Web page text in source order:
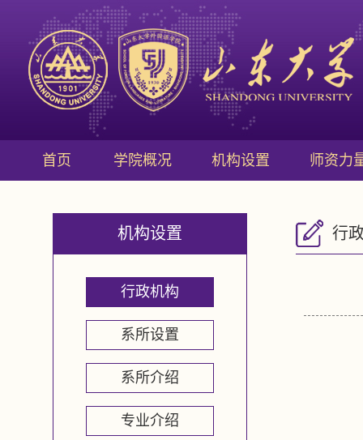
首页 学院概况 机构设置 师资力
机构设置
行政机构
系所设置
系所介绍
专业介绍
行